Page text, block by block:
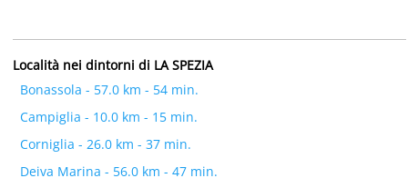
Località nei dintorni di LA SPEZIA
Bonassola - 57.0 km - 54 min.
Campiglia - 10.0 km - 15 min.
Corniglia - 26.0 km - 37 min.
Deiva Marina - 56.0 km - 47 min.